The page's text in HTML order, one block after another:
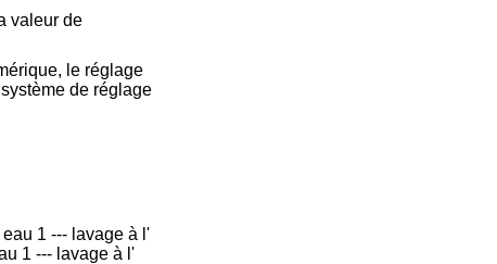
valeur de
le réglage
de réglage
1 --- lavage à l'
1 --- lavage à l'